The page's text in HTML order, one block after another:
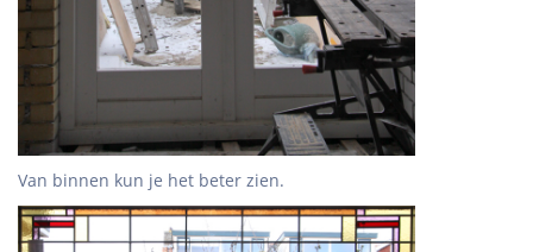
Van binnen kun je het beter zien.